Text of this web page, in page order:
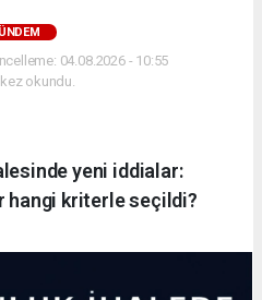
04.08.2026 - 10:55
okundu.
yeni iddialar:
hangi kriterle seçildi?